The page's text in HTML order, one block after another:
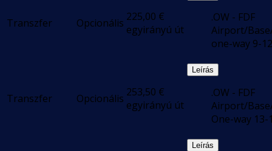
Transzfer Opcionális 225,00 €
egyirányú út
.OW - FDF
Airport/
one-way 9-
Transzfer Opcionális 253,50 €
egyirányú út
Leírás
.OW - FDF
Airport/
One-way 13-
Leírás